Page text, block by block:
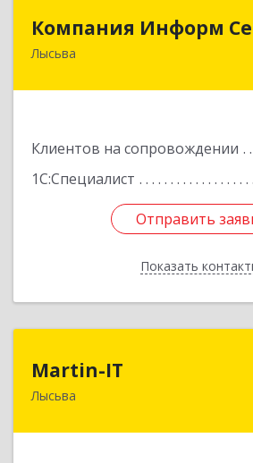
Компания Информ
Лысьва
Клиентов на сопровождении
1С:Специалист
Отправить
Показать
Компания
618909, Пермский край,
Отправить
Назад
Martin-IT
Лысьва
618900, Пермский край,